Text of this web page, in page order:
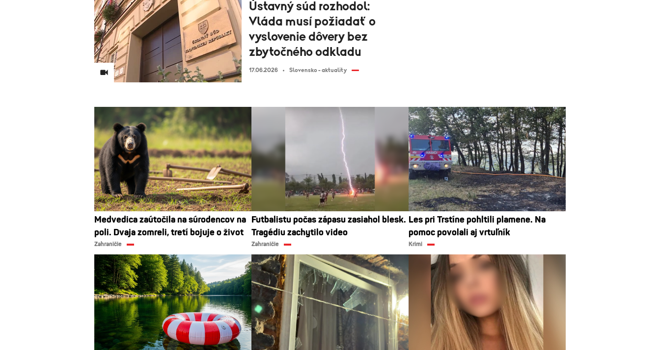
Ústavný súd rozhodol:
Vláda musí požiadať o
vyslovenie dôvery bez
zbytočného odkladu
17.06.2026 Slovensko - aktuality
Medvedica zaútočila na súrodencov na
poli. Dvaja zomreli, tretí bojuje o život
Zahraničie
Futbalistu počas zápasu zasiahol blesk.
Tragédiu zachytilo video
Zahraničie
Les pri Trstíne pohltili plamene. Na
pomoc povolali aj vrtuľník
Krimi